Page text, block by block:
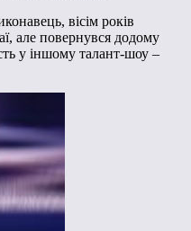
вісім років
але повернувся додому
у іншому талант-шоу –